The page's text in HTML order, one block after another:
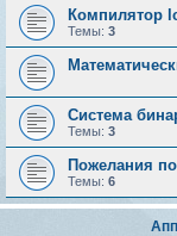
Компилятор
Темы: 3
Система
Темы: 3
Пожелания
Темы: 6